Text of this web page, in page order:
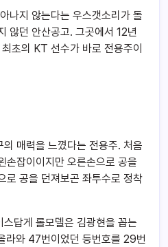
나지 않는다는 우스갯소리가 돌
않던 안산공고. 그곳에서 12년
초의 KT 선수가 바로 전용주이
매력을 느꼈다는 전용주. 처음
손잡이이지만 오른손으로 공을
로 공을 던져보곤 좌투수로 정착
답게 롤모델은 김광현을 꼽는
라와 47번이었던 등번호를 29번